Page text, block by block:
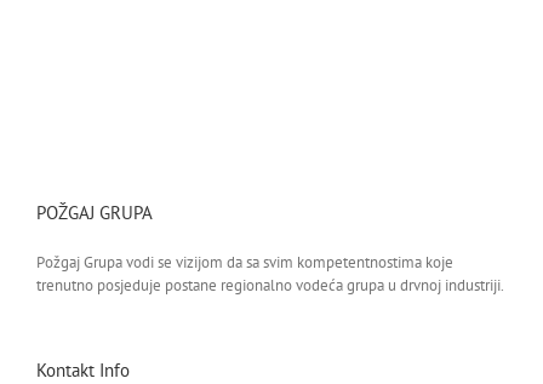
POŽGAJ GRUPA
Požgaj Grupa vodi se vizijom da sa svim kompetentnostima koje
trenutno posjeduje postane regionalno vodeća grupa u drvnoj industriji.
Kontakt Info